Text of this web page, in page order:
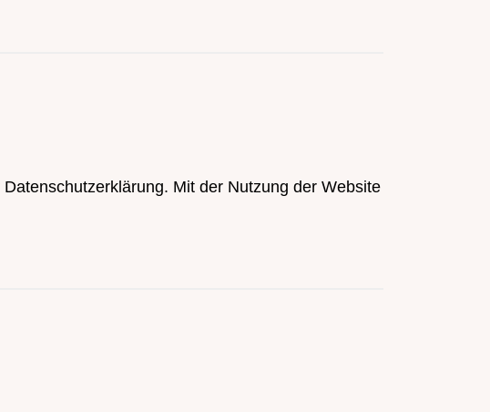
Datenschutzerklärung. Mit der Nutzung der Website